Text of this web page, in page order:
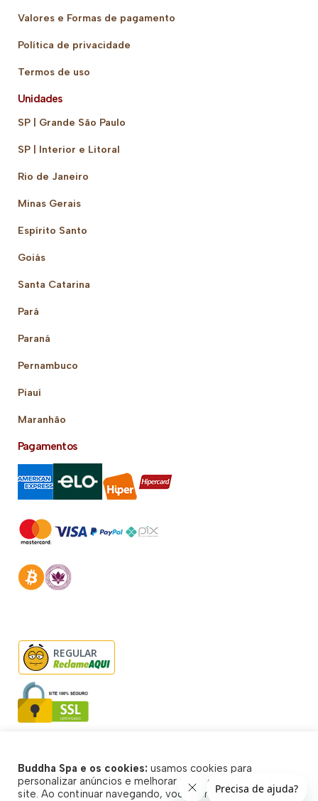
Valores e Formas de pagamento
Política de privacidade
Termos de uso
Unidades
SP | Grande São Paulo
SP | Interior e Litoral
Rio de Janeiro
Minas Gerais
Espírito Santo
Goiás
Santa Catarina
Pará
Paraná
Pernambuco
Piauí
Maranhão
Pagamentos
REGULAR
© Buddha Spa 2026 - Todos direitos reservados
Buddha Spa e os cookies: usamos cookies para
personalizar anúncios e melhorar a sua experiência no
site. Ao continuar navegando, você concorda com a